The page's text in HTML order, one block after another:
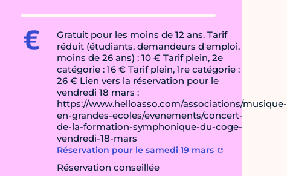
Gratuit pour les moins de 12 ans. Tarif
réduit (étudiants, demandeurs d'emploi,
moins de 26 ans) : 10 € Tarif plein, 2e
catégorie : 16 € Tarif plein, 1re catégorie :
26 € Lien vers la réservation pour le
vendredi 18 mars :
https://www.helloasso.com/associations/musique-
en-grandes-ecoles/evenements/concert-
de-la-formation-symphonique-du-coge-
vendredi-18-mars
Réservation pour le samedi 19 mars
Réservation conseillée